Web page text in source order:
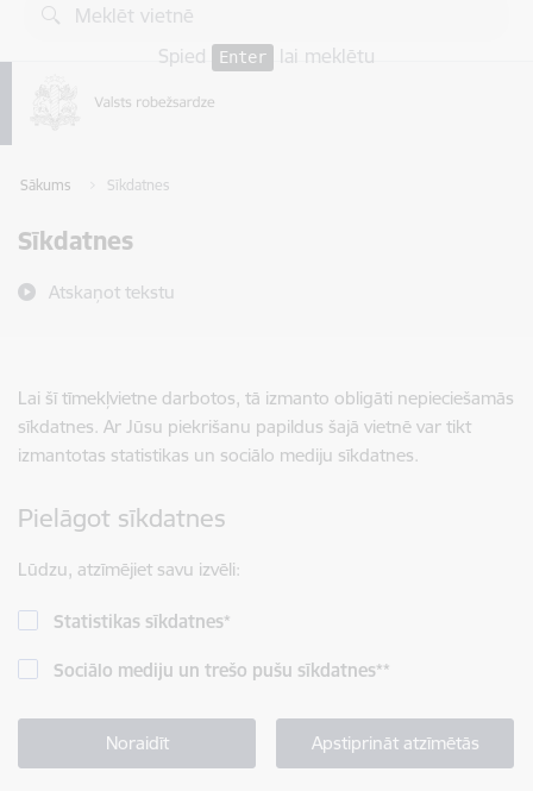
Pāriet uz lapas saturu
Spied
Enter lai meklētu
Sākums Sīkdatnes
Sīkdatnes
Atskaņot tekstu
Lai šī tīmekļvietne darbotos, tā izmanto obligāti nepieciešamās
sīkdatnes. Ar Jūsu piekrišanu papildus šajā vietnē var tikt
izmantotas statistikas un sociālo mediju sīkdatnes.
Pielāgot sīkdatnes
Lūdzu, atzīmējiet savu izvēli:
Statistikas sīkdatnes*
Sociālo mediju un trešo pušu sīkdatnes**
Noraidīt Apstiprināt atzīmētās